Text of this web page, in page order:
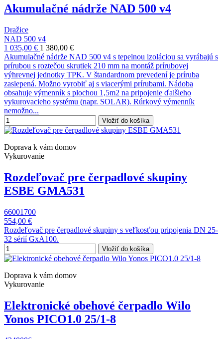
Akumulačné nádrže NAD 500 v4
Dražice
NAD 500 v4
1 035,00 € 1 380,00 €
Akumulačné nádrže NAD 500 v4 s tepelnou izoláciou sa vyrábajú s
prírubou s roztečou skrutiek 210 mm na montáž prírubovej
výhrevnej jednotky TPK. V štandardnom prevedení je príruba
zaslepená. Možno vyrobiť aj s viacerými prírubami. Nádoba
obsahuje výmenník s plochou 1,5m2 na pripojenie ďalšieho
vykurovacieho systému (napr. SOLAR). Rúrkový výmenník
nemožno...
Vložiť do košíka
Doprava k vám domov
Vykurovanie
Rozdeľovač pre čerpadlové skupiny
ESBE GMA531
66001700
554,00 €
Rozdeľovač pre čerpadlové skupiny s veľkosťou pripojenia DN 25-
32 sérií GxA100.
Vložiť do košíka
Doprava k vám domov
Vykurovanie
Elektronické obehové čerpadlo Wilo
Yonos PICO1.0 25/1-8